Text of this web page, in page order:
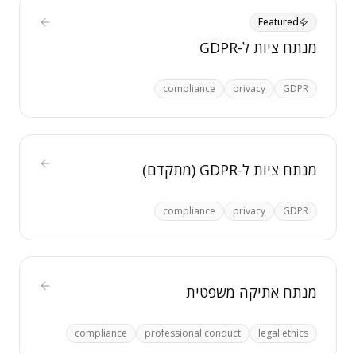
Featured
מנתח ציות ל-GDPR
GDPR
privacy
compliance
מנתח ציות ל-GDPR (מתקדם)
GDPR
privacy
compliance
מנתח אתיקה משפטית
legal ethics
professional conduct
compliance